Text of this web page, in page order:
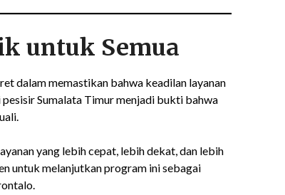
untuk Semua
dalam memastikan bahwa keadilan layanan
Sumalata Timur menjadi bukti bahwa
yang lebih cepat, lebih dekat, dan lebih
untuk melanjutkan program ini sebagai